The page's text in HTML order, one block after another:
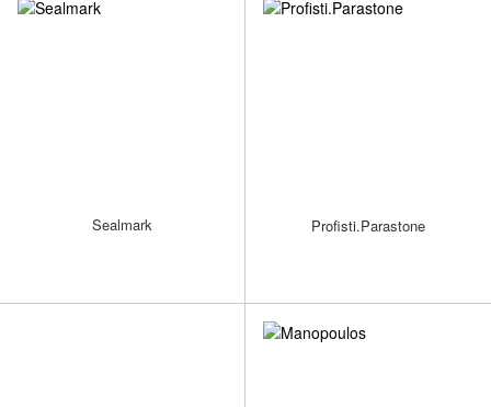
Sealmark Profisti.Parastone